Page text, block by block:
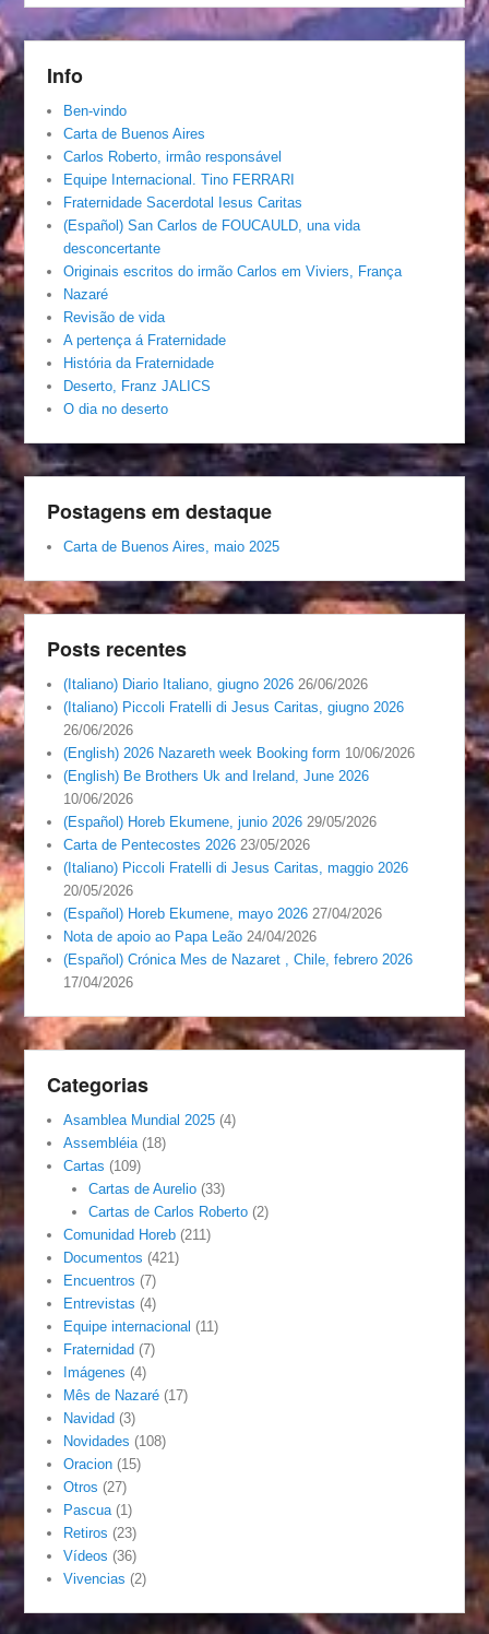
Info
Ben-vindo
Carta de Buenos Aires
Carlos Roberto, irmâo responsável
Equipe Internacional. Tino FERRARI
Fraternidade Sacerdotal Iesus Caritas
(Español) San Carlos de FOUCAULD, una vida
desconcertante
Originais escritos do irmão Carlos em Viviers, França
Nazaré
Revisão de vida
A pertença á Fraternidade
História da Fraternidade
Deserto, Franz JALICS
O dia no deserto
Postagens em destaque
Carta de Buenos Aires, maio 2025
Posts recentes
(Italiano) Diario Italiano, giugno 2026 26/06/2026
(Italiano) Piccoli Fratelli di Jesus Caritas, giugno 2026
26/06/2026
(English) 2026 Nazareth week Booking form 10/06/2026
(English) Be Brothers Uk and Ireland, June 2026
10/06/2026
(Español) Horeb Ekumene, junio 2026 29/05/2026
Carta de Pentecostes 2026 23/05/2026
(Italiano) Piccoli Fratelli di Jesus Caritas, maggio 2026
20/05/2026
(Español) Horeb Ekumene, mayo 2026 27/04/2026
Nota de apoio ao Papa Leão 24/04/2026
(Español) Crónica Mes de Nazaret , Chile, febrero 2026
17/04/2026
Categorias
Asamblea Mundial 2025 (4)
Assembléia (18)
Cartas (109)
Cartas de Aurelio(33)
Cartas de Carlos Roberto(2)
Comunidad Horeb (211)
Documentos (421)
Encuentros (7)
Entrevistas (4)
Equipe internacional (11)
Fraternidad (7)
Imágenes (4)
Mês de Nazaré (17)
Navidad (3)
Novidades (108)
Oracion (15)
Otros (27)
Pascua (1)
Retiros (23)
Vídeos (36)
Vivencias (2)